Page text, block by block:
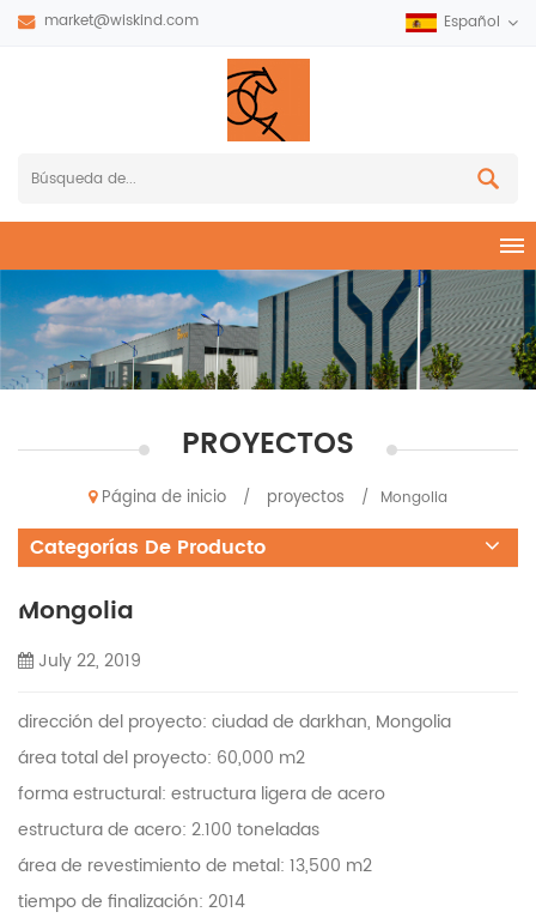
market@wiskind.com Español
PROYECTOS
Página de inicio / proyectos / Mongolia
Categorías De Producto
Mongolia
July 22, 2019
dirección del proyecto: ciudad de darkhan, Mongolia
área total del proyecto: 60,000 m2
forma estructural: estructura ligera de acero
estructura de acero: 2.100 toneladas
área de revestimiento de metal: 13,500 m2
tiempo de finalización: 2014